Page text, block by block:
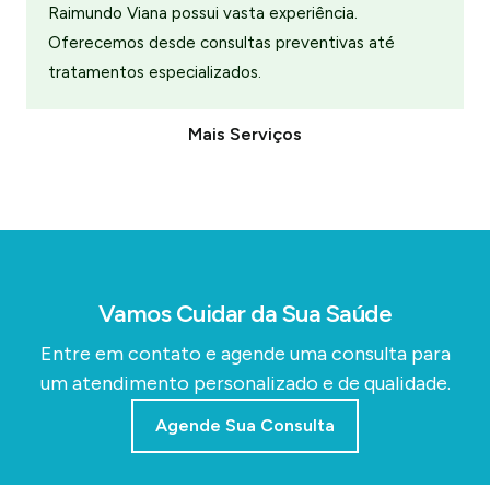
Raimundo Viana possui vasta experiência.
Oferecemos desde consultas preventivas até
tratamentos especializados.
Mais Serviços
Vamos Cuidar da Sua Saúde
Entre em contato e agende uma consulta para
um atendimento personalizado e de qualidade.
Agende Sua Consulta